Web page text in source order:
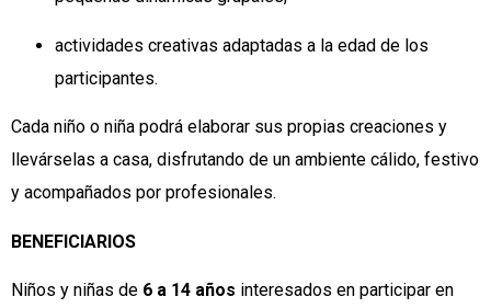
actividades creativas adaptadas a la edad de los
participantes.
Cada niño o niña podrá elaborar sus propias creaciones y
llevárselas a casa, disfrutando de un ambiente cálido, festivo
y acompañados por profesionales.
BENEFICIARIOS
Niños y niñas de 6 a 14 años interesados en participar en